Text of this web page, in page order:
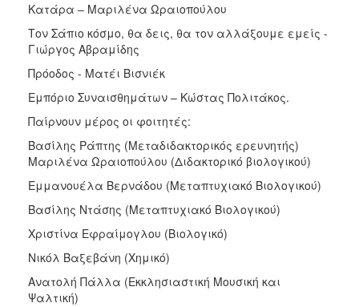
Κατάρα – Μαριλένα Ωραιοπούλου
Τον Σάπιο κόσμο, θα δεις, θα τον αλλάξουμε εμείς -
Γιώργος Αβραμίδης
Πρόοδος - Ματέι Βισνιέκ
Εμπόριο Συναισθημάτων – Κώστας Πολιτάκος.
Παίρνουν μέρος οι φοιτητές:
Βασίλης Ράπτης (Μεταδιδακτορικός ερευνητής)
Μαριλένα Ωραιοπούλου (Διδακτορικό βιολογικού)
Εμμανουέλα Βερνάδου (Μεταπτυχιακό Βιολογικού)
Βασίλης Ντάσης (Μεταπτυχιακό Βιολογικού)
Χριστίνα Εφραίμογλου (Βιολογικό)
Νικόλ Βαξεβάνη (Χημικό)
Ανατολή Πάλλα (Εκκλησιαστική Μουσική και
Ψαλτική)